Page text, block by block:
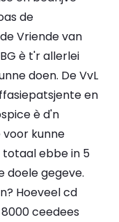
de
Vriende van
è t'r allerlei
doen. De VvL
en
è d'n
kunne
totaal ebbe in 5
doele gegeve.
Hoeveel cd
ceedees